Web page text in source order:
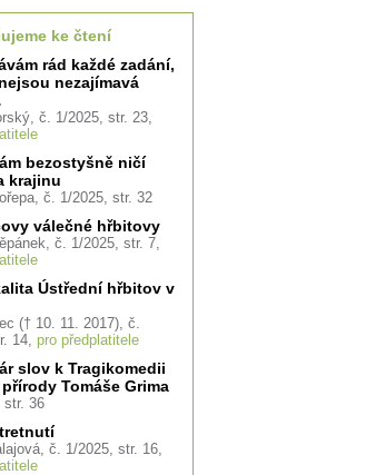
ke čtení
rád každé zadání,
nezajímavá
č. 1/2025, str. 23,
bezostyšně ničí
krajinu
č. 1/2025, str. 32
válečné hřbitovy
č. 1/2025, str. 7,
Ústřední hřbitov v
(† 10. 11. 2017), č.
14, pro předplatitele
slov k Tragikomedii
Tomáše Grima
str. 36
č. 1/2025, str. 16,